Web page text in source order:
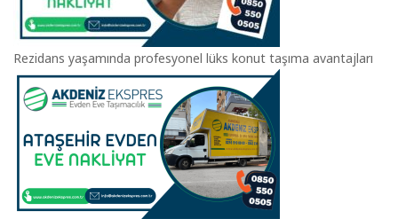
Rezidans yaşamında profesyonel lüks konut taşıma avantajları